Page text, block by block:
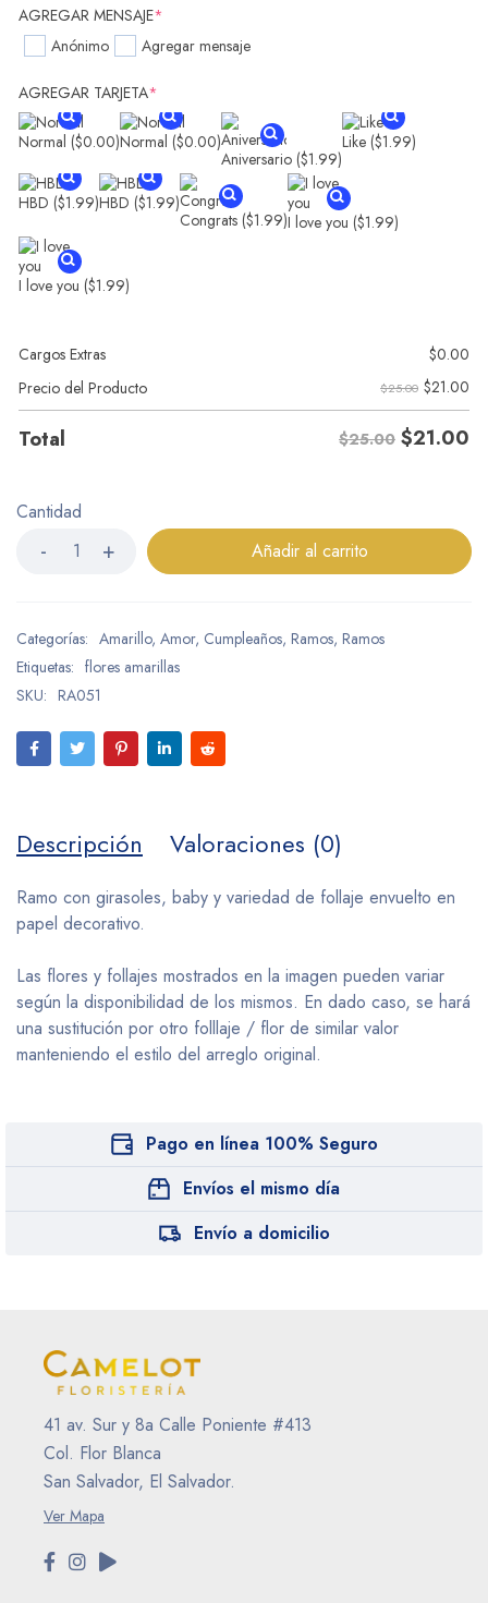
AGREGAR MENSAJE*
Anónimo
Agregar mensaje
AGREGAR TARJETA*
Normal ($0.00)Normal ($0.00)
Aniversario ($1.99)
Like ($1.99)
HBD ($1.99)HBD ($1.99)
Congrats ($1.99)I love you ($1.99)
I love you ($1.99)
Cargos Extras $0.00
Precio del Producto
$25.00 $21.00
Total $25.00 $21.00
Cantidad
Añadir al carrito
Categorías: Amarillo, Amor, Cumpleaños, Ramos, Ramos
Etiquetas: flores amarillas
SKU: RA051
Descripción Valoraciones (0)
Ramo con girasoles, baby y variedad de follaje envuelto en
papel decorativo.
Las flores y follajes mostrados en la imagen pueden variar
según la disponibilidad de los mismos. En dado caso, se hará
una sustitución por otro folllaje / flor de similar valor
manteniendo el estilo del arreglo original.
Pago en línea 100% Seguro
Envíos el mismo día
Envío a domicilio
41 av. Sur y 8a Calle Poniente #413
Col. Flor Blanca
San Salvador, El Salvador.
Ver Mapa